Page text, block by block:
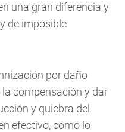
una gran diferencia y
de imposible
por daño
compensación y dar
y quiebra del
efectivo, como lo